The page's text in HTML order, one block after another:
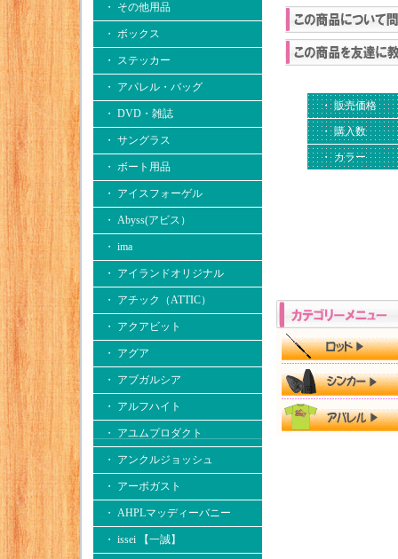
・ その他用品
・ ボックス
・ ステッカー
・ アパレル・バッグ
・ DVD・雑誌
・ サングラス
・ ボート用品
・ アイスフォーゲル
・ Abyss(アビス）
・ ima
・ アイランドオリジナル
・ アチック（ATTIC）
・ アクアビット
・ アグア
・ アブガルシア
・ アルフハイト
・ アユムプロダクト
・ アンクルジョッシュ
・ アーボガスト
・ AHPLマッディーバニー
・ issei 【一誠】
・ 販売価格
・ 購入数
・ カラー